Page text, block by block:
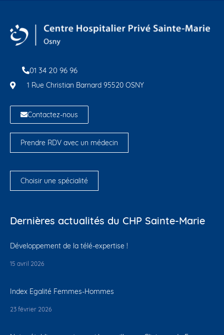
01 34 20 96 96
1 Rue Christian Barnard 95520 OSNY
Contactez-nous
Prendre RDV avec un médecin
Choisir une spécialité
Dernières actualités du CHP Sainte-Marie
Développement de la télé-expertise !
15 avril 2026
Index Egalité Femmes-Hommes
23 février 2026